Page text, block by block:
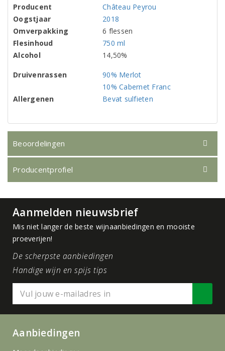
Producent
Château Peyrou
Oogstjaar
2018
Omverpakking
6 flessen
Flesinhoud
750 ml
Alcohol
14,50%
Druivenrassen
90% Merlot
10% Cabernet Franc
Allergenen
Bevat sulfieten
Beoordelingen
Producentprofiel
Aanmelden nieuwsbrief
Mis niet langer de beste wijnaanbiedingen en mooiste
proeverijen!
De scherpste aanbiedingen
Handige wijn en spijs tips
Aanbiedingen